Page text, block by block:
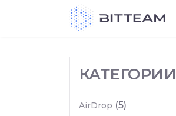
КАТЕГОРИИ
AirDrop (5)